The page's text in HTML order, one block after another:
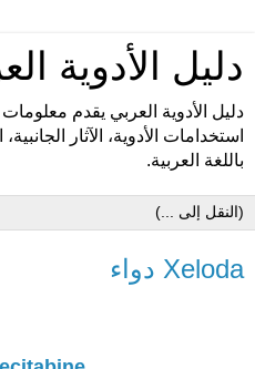
دليل الأدوية
دليل الأدوية العربي يقدم
استخدامات الأدوية، الآثار
باللغة العربية.
Xeloda دواء